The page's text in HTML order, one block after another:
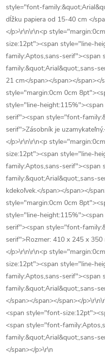
style="font-
dĺžku papiera od 15-40 cm </
</p>\r\n\r\n<p
size:12pt"><span style="line-
family:Aptos,sans-serif"><span
family:&quot;Arial&quot;,sans-
21 cm</span></span></
style="margin:0cm 0cm
style="line-
serif"><span style="font-
serif">Zásobník je
</p>\r\n\r\n<p
size:12pt"><span style="line-
family:Aptos,sans-serif"><span
family:&quot;Arial&quot;,sans-
kdekoľvek.</span></span></
style="margin:0cm 0cm
style="line-
serif"><span style="font-
serif">Rozmer: 410 x 245 x 350
</p>\r\n\r\n<p
size:12pt"><span style="line-
family:Aptos,sans-serif"><span
family:&quot;Arial&quot;,sans-
</span></span></span></
<span style="font-
<span style="font-
family:&quot;Arial&quot;,sans-
</span></p>\r\n